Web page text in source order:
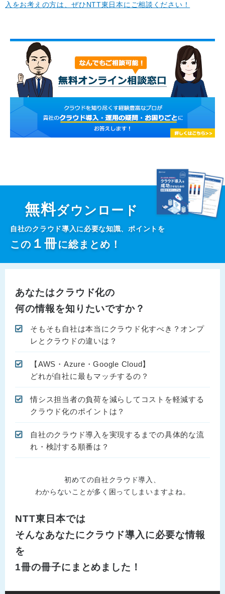
入をお考えの方は、ぜひNTT東日本にご相談ください！
無料ダウンロード
自社のクラウド導入に必要な知識、ポイントを
この １冊に総まとめ！
あなたはクラウド化の
何の情報を知りたいですか？
そもそも自社は本当にクラウド化すべき？オンプ
レとクラウドの違いは？
【AWS・Azure・Google Cloud】
どれが自社に最もマッチするの？
情シス担当者の負荷を減らしてコストを軽減する
クラウド化のポイントは？
自社のクラウド導入を実現するまでの具体的な流
れ・検討する順番は？
初めての自社クラウド導入、
わからないことが多く困ってしまいますよね。
NTT東日本では
そんなあなたにクラウド導入に必要な情報
を
1冊の冊子にまとめました！